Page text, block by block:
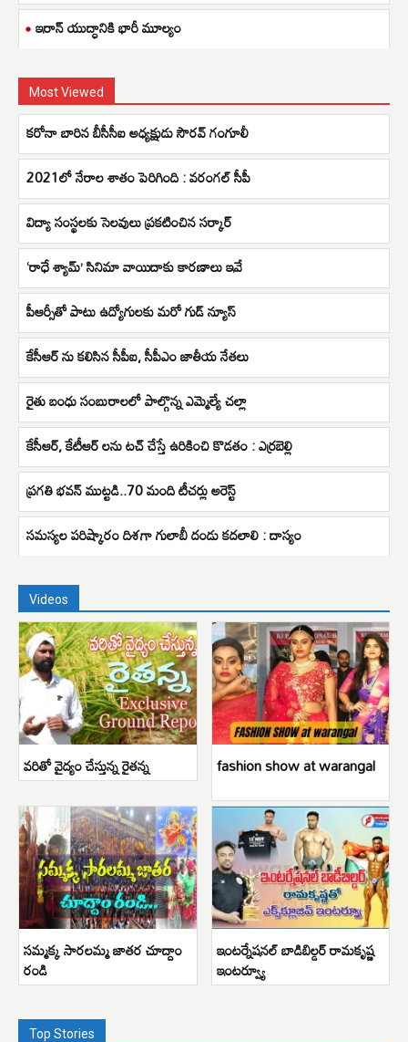
ఇరాన్ యుద్ధానికి భారీ మూల్యం
Most Viewed
కరోనా బారిన బీసీసీఐ అధ్యక్షుడు సౌరవ్ గంగూలీ
2021లో నేరాల శాతం పెరిగింది : వరంగల్ సీపీ
విద్యా సంస్థలకు సెలవులు ప్రకటించిన సర్కార్‌
‘రాధే శ్యామ్’ సినిమా వాయిదాకు కారణాలు ఇవే
పీఆర్సీతో పాటు ఉద్యోగులకు మరో గుడ్ న్యూస్
కేసీఆర్ ను కలిసిన సీపీఐ, సీపీఎం జాతీయ నేతలు
రైతు బంధు సంబురాలలో పాల్గొన్న ఎమ్మెల్యే చల్లా
కేసీఆర్, కేటీఆర్ లను టచ్ చేస్తే ఉరికించి కొడతం : ఎర్రబెల్లి
ప్రగతి భవన్ ముట్టడి..70 మంది టీచర్లు అరెస్ట్
సమస్యల పరిష్కారం దిశగా గులాబీ దండు కదలాలి : దాస్యం
Videos
వరితో వైద్యం చేస్తున్న రైతన్న fashion show at warangal
సమ్మక్క సారలమ్మ జాతర చూద్దాం
రండి
ఇంటర్నేషనల్ బాడిబిల్డర్ రామకృష్ణ
ఇంటర్వ్యూ
Top Stories